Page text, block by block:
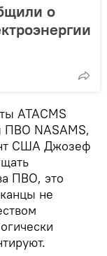
о
ATACMS
ПВО NASAMS,
США Джозеф
ПВО, это
не